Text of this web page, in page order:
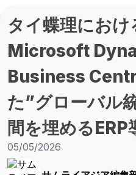
タイ蝶理におけ
Microsoft
Business
た”グローバル
間を埋めるERP
05/05/2026